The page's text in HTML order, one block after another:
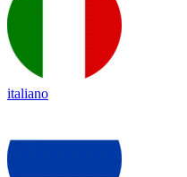
italiano